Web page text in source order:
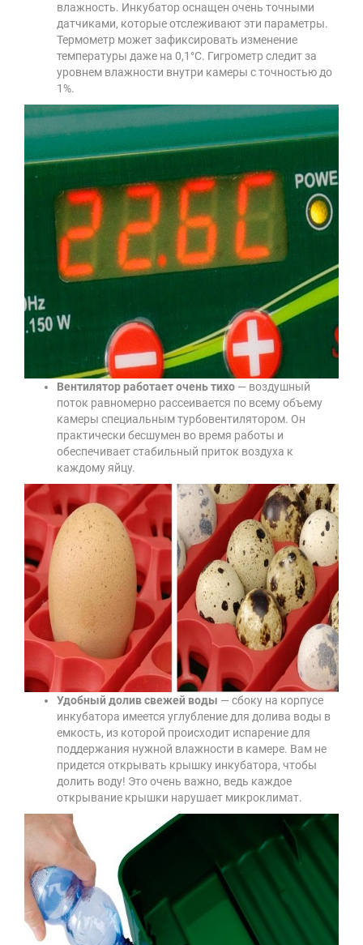
влажность. Инкубатор оснащен очень точными
датчиками, которые отслеживают эти параметры.
Термометр может зафиксировать изменение
температуры даже на 0,1°C. Гигрометр следит за
уровнем влажности внутри камеры с точностью до
1%.
Вентилятор работает очень тихо — воздушный
поток равномерно рассеивается по всему объему
камеры специальным турбовентилятором. Он
практически бесшумен во время работы и
обеспечивает стабильный приток воздуха к
каждому яйцу.
Удобный долив свежей воды — сбоку на корпусе
инкубатора имеется углубление для долива воды в
емкость, из которой происходит испарение для
поддержания нужной влажности в камере. Вам не
придется открывать крышку инкубатора, чтобы
долить воду! Это очень важно, ведь каждое
открывание крышки нарушает микроклимат.